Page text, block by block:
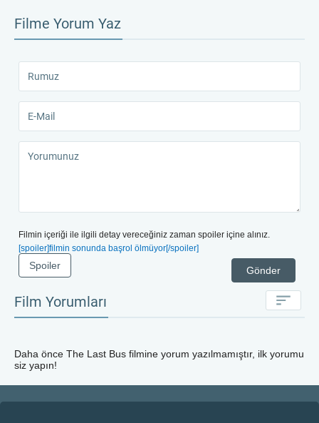
Filme Yorum Yaz
Filmin içeriği ile ilgili detay vereceğiniz zaman spoiler içine alınız.
[spoiler]filmin sonunda başrol ölmüyor[/spoiler]
Gönder
Spoiler
Film Yorumları
Daha önce The Last Bus filmine yorum yazılmamıştır, ilk yorumu
siz yapın!